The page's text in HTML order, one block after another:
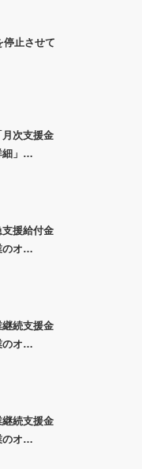
停止させて
次支援金
細」…
援給付金
のオ…
続支援金
のオ…
続支援金
のオ…